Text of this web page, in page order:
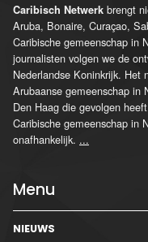
Caribisch Netwerk brengt
Aruba, Bonaire, Curaçao,
Caribische gemeenschap in
journalisten volgen we de
Nederlandse Koninkrijk. Het
Arubaanse gemeenschap in
Den Haag die gevolgen
Caribische gemeenschap in
onafhankelijk. ...
Menu
NIEUWS